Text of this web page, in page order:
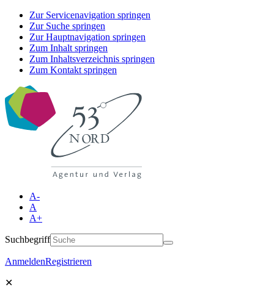
Zur Servicenavigation springen
Zur Suche springen
Zur Hauptnavigation springen
Zum Inhalt springen
Zum Inhaltsverzeichnis springen
Zum Kontakt springen
A-
A
A+
Suchbegriff
AnmeldenRegistrieren
✕